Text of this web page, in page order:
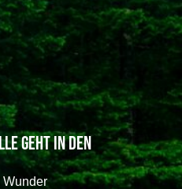
geht in den